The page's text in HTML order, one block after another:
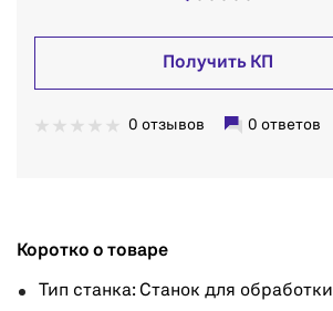
Получить КП
0 отзывов 0 ответов
Коротко о товаре
Тип станка: Станок для обработки